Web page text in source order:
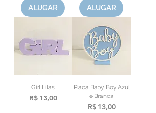
ALUGAR ALUGAR
Girl Lilás
Preço
R$ 13,00
Placa Baby Boy Azul
e Branca
Preço
R$ 13,00